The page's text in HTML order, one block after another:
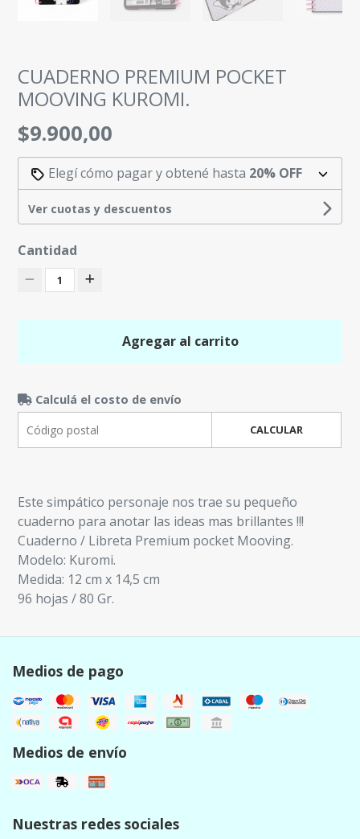
CUADERNO PREMIUM POCKET
MOOVING KUROMI.
$9.900,00
Elegí cómo pagar y obtené hasta 20% OFF
Ver cuotas y descuentos
Cantidad
1
Agregar al carrito
Calculá el costo de envío
CALCULAR
Este simpático personaje nos trae su pequeño
cuaderno para anotar las ideas mas brillantes !!!
Cuaderno / Libreta Premium pocket Mooving.
Modelo: Kuromi.
Medida: 12 cm x 14,5 cm
96 hojas / 80 Gr.
Medios de pago
Medios de envío
Nuestras redes sociales